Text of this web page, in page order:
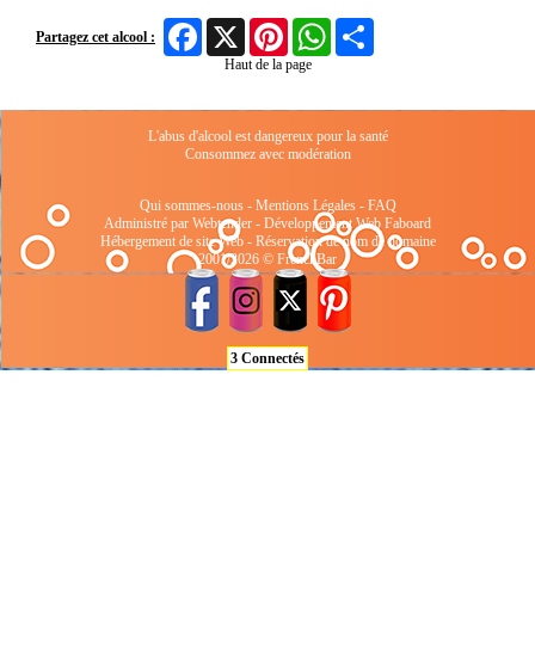
Partagez cet alcool :
FacebookX Pinterest WhatsApp
Haut de la page
L'abus d'alcool est dangereux pour la santé
Consommez avec modération
Qui sommes-nous- Mentions Légales- FAQ
Administré par Webtender - Développement Web Faboard
Hébergement de site Web- Réservation de nom de domaine
2001/2026 © FrenchBar
3 Connectés